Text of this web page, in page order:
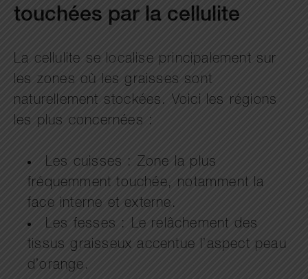
touchées par la cellulite
La cellulite se localise principalement sur
les zones où les graisses sont
naturellement stockées. Voici les régions
les plus concernées :
Les cuisses : Zone la plus
fréquemment touchée, notamment la
face interne et externe.
Les fesses : Le relâchement des
tissus graisseux accentue l’aspect peau
d’orange.